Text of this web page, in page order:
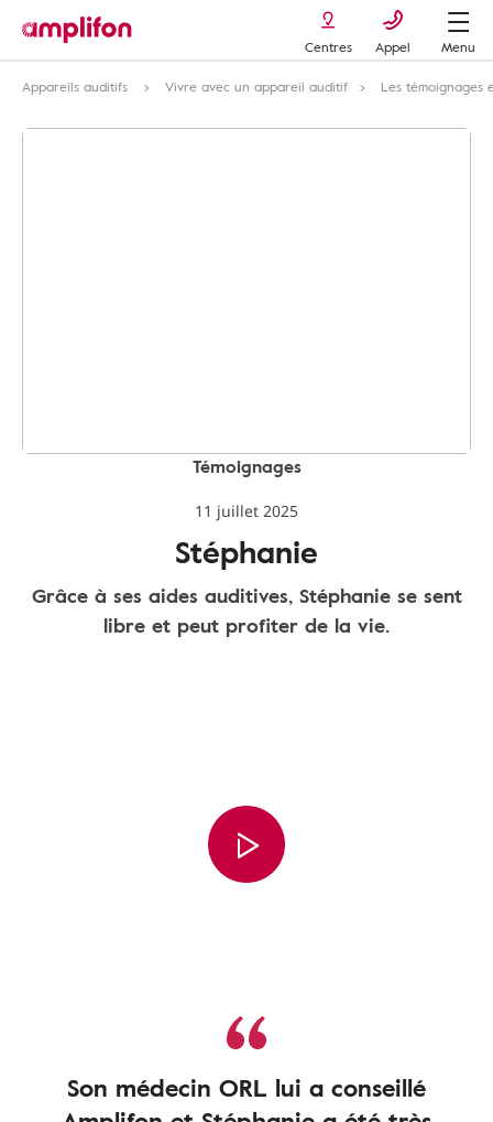
Centres Appel
Menu
Appareils auditifs
Vivre avec un appareil auditif Les témoignages
Témoignages
11 juillet 2025
Stéphanie
Grâce à ses aides auditives, Stéphanie se sent
libre et peut profiter de la vie.
Son médecin ORL lui a conseillé